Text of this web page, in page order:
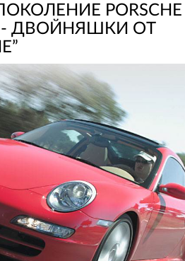
PORSCHE
- ДВОЙНЯШКИ ОТ